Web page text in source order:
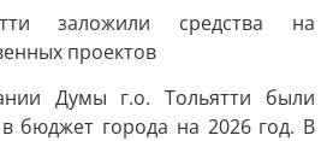
заложили средства на
проектов
Думы г.о. Тольятти были
бюджет города на 2026 год. В